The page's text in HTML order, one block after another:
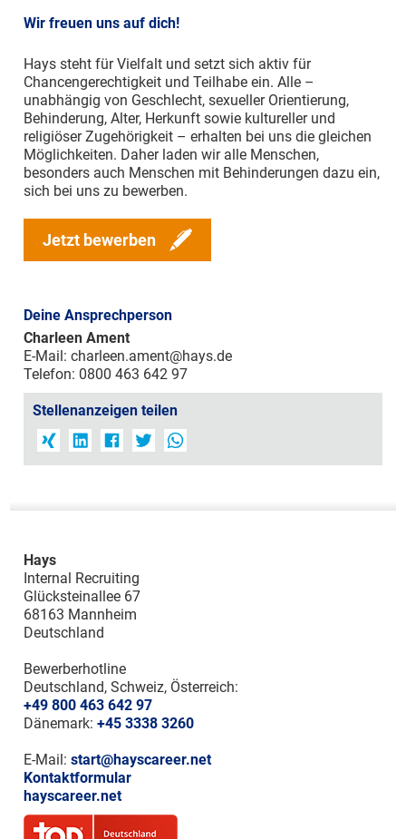
Wir freuen uns auf dich!
Hays steht für Vielfalt und setzt sich aktiv für
Chancengerechtigkeit und Teilhabe ein. Alle –
unabhängig von Geschlecht, sexueller Orientierung,
Behinderung, Alter, Herkunft sowie kultureller und
religiöser Zugehörigkeit – erhalten bei uns die gleichen
Möglichkeiten. Daher laden wir alle Menschen,
besonders auch Menschen mit Behinderungen dazu ein,
sich bei uns zu bewerben.
Jetzt bewerben
Deine Ansprechperson
Charleen Ament
E-Mail: charleen.ament@hays.de
Telefon: 0800 463 642 97
Stellenanzeigen teilen
Hays
Internal Recruiting
Glücksteinallee 67
68163 Mannheim
Deutschland
Bewerberhotline
Deutschland, Schweiz, Österreich:
+49 800 463 642 97
Dänemark: +45 3338 3260
E-Mail: start@hayscareer.net
Kontaktformular
hayscareer.net